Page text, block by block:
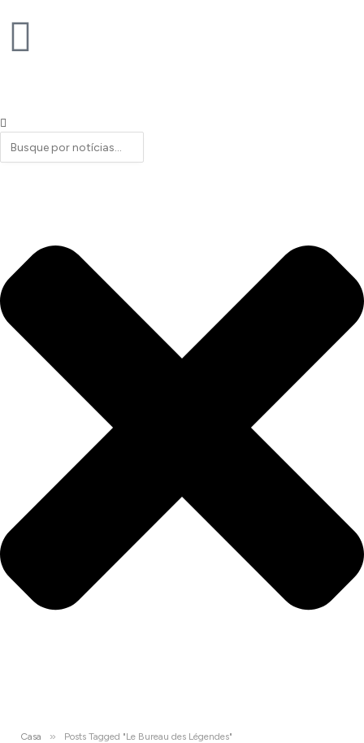
Casa » Posts Tagged "Le Bureau des Légendes"